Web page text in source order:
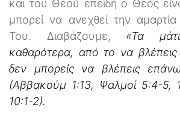
και του Θεού επειδή ο Θεός
μπορεί να ανεχθεί την
Του. Διαβάζουμε, «Τα
καθαρότερα, από το να
δεν μπορείς να βλέπεις
(Αββακούμ 1:13, Ψαλμοί 5:4-5,
10:1-2).